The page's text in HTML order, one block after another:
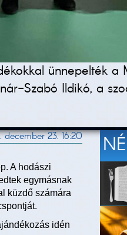
ünnepelték a
Szabó Ildikó, a
december 23. 16:20
A hodászi
egymásnak
küzdő számára
idén